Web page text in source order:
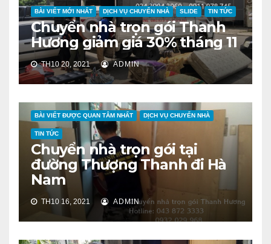
BÀI VIẾT MỚI NHẤT DỊCH VỤ CHUYỂN NHÀ SLIDE TIN TỨC
Chuyển nhà trọn gói Thanh
Hương giảm giá 30% tháng 11
TH10 20, 2021 ADMIN
BÀI VIẾT ĐƯỢC QUAN TÂM NHẤT DỊCH VỤ CHUYỂN NHÀ
TIN TỨC
Chuyển nhà trọn gói tại
đường Thượng Thanh đi Hà
Nam
TH10 16, 2021 ADMIN